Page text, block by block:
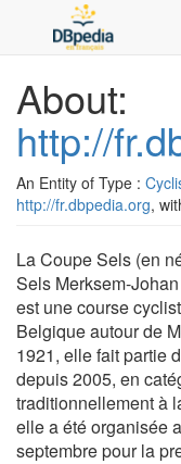
About:
http://
An Entity of Type :
http://fr.dbpedia.org,
La Coupe Sels (en
Sels Merksem-
est une course
Belgique autour de
1921, elle fait partie
depuis 2005, en
traditionnellement à
elle a été organisée
septembre pour la